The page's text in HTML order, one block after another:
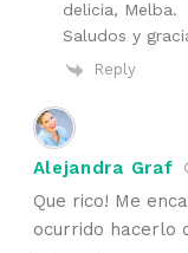
delicia, Melba.
Saludos y
Reply
Alejandra Graf
Que rico! Me
ocurrido hacerlo